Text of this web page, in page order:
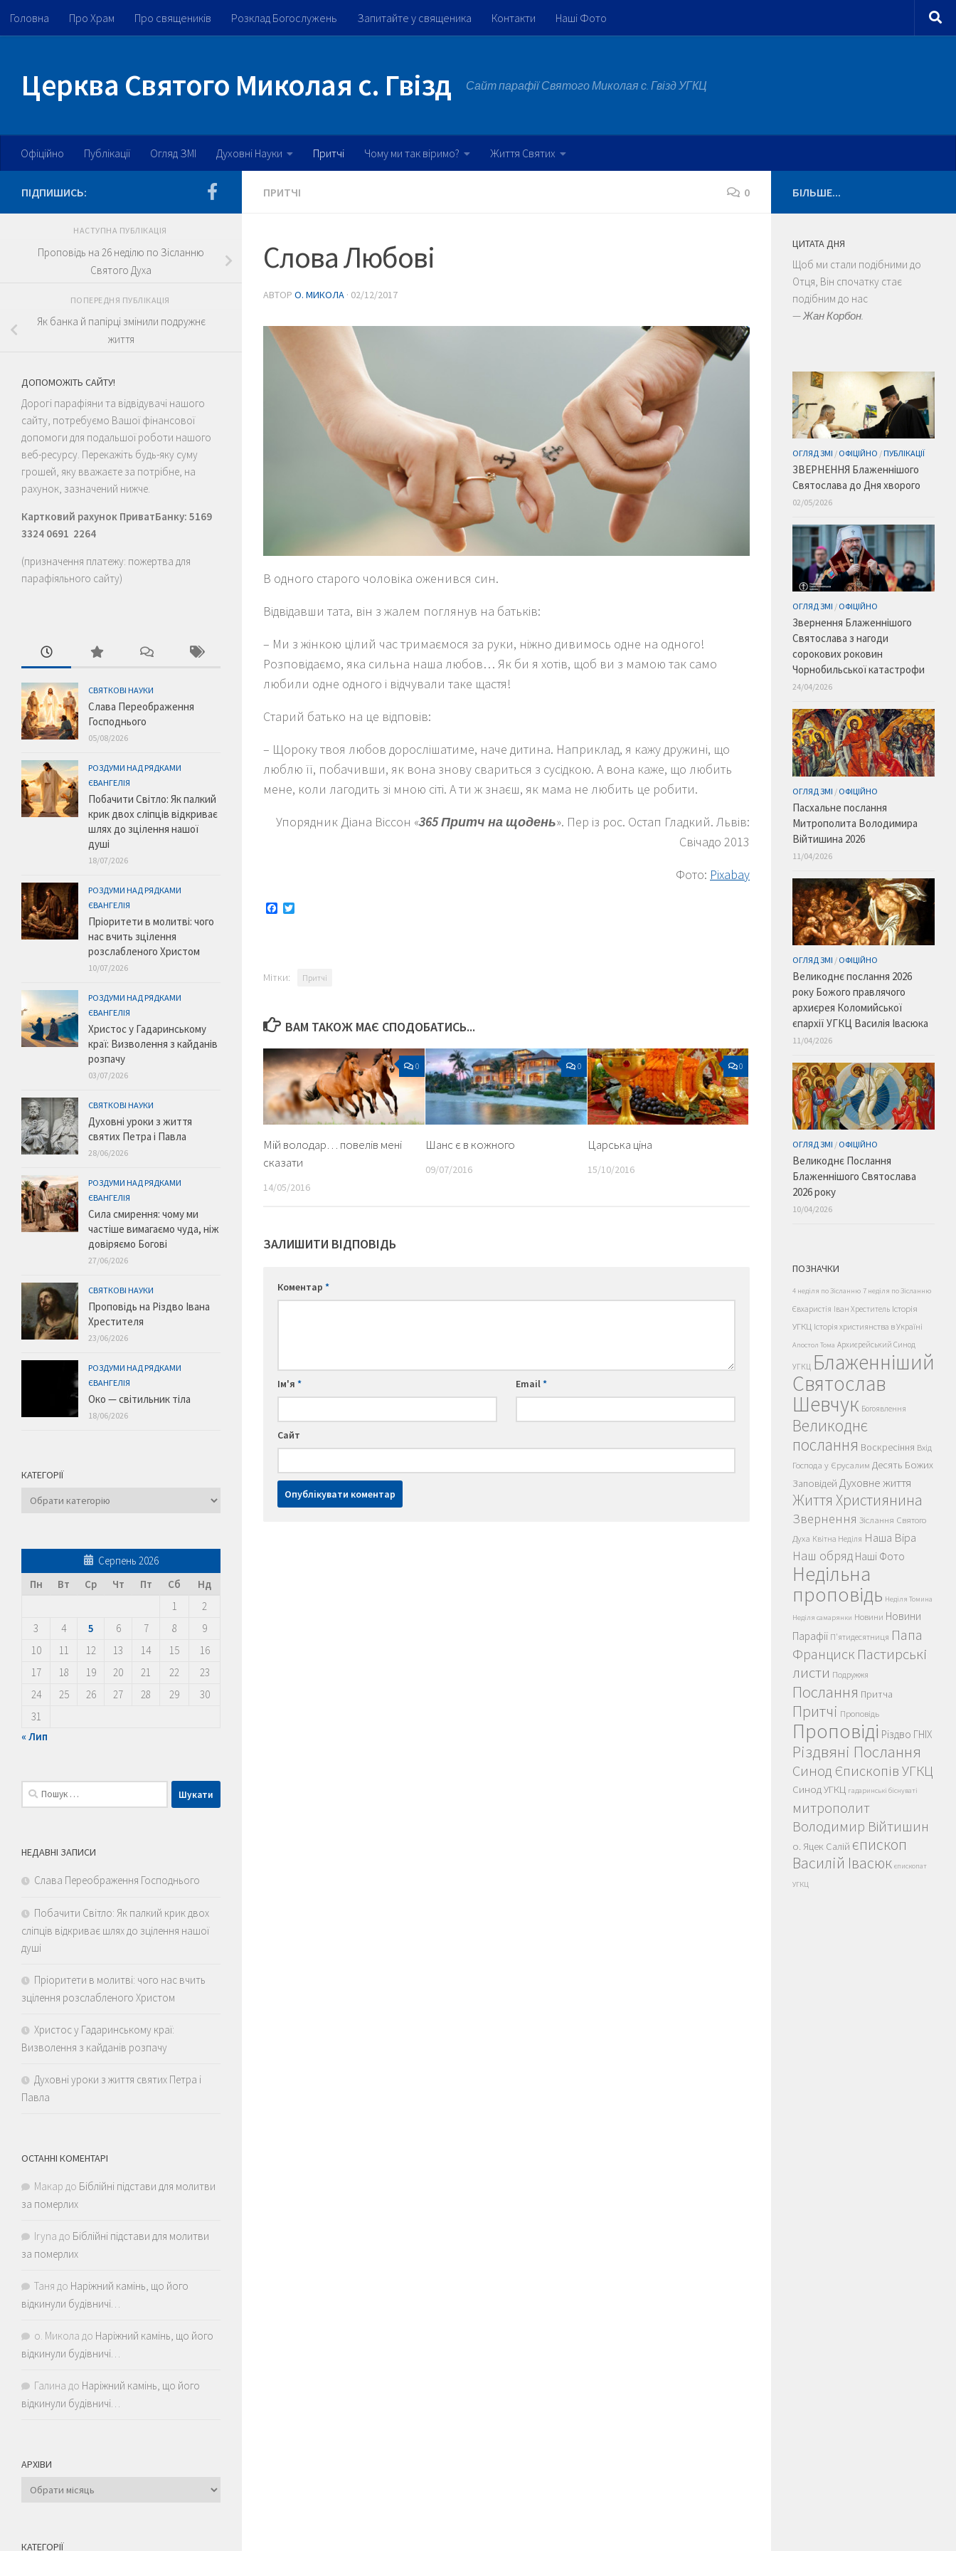
Skip to content
Головна Про Храм Про священиків Розклад Богослужень Запитайте у священика Контакти Наші Фото
Церква Святого Миколая с. Гвізд Сайт парафії Святого Миколая с. Гвізд УГКЦ
Офіційно Публікації Огляд ЗМІ Духовні Науки Притчі Чому ми так віримо? Життя Святих
ПРИТЧІ 0
Слова Любові
АВТОР О. МИКОЛА · 02/12/2017
В одного старого чоловіка оженився син.
Відвідавши тата, він з жалем поглянув на батьків:
– Ми з жінкою цілий час тримаємося за руки, ніжно дивимось одне на одного!
Розповідаємо, яка сильна наша любов… Як би я хотів, щоб ви з мамою так само
любили одне одного і відчували таке щастя!
Старий батько на це відповів:
– Щороку твоя любов дорослішатиме, наче дитина. На­приклад, я кажу дружині, що
люблю її, побачивши, як вона знову свариться з сусідкою. А вона каже, що любить
мене, коли лагодить зі мною сіті. А ти ж знаєш, як мама не любить це робити.
Упорядник Діана Віссон «365 Притч на щодень». Пер із рос. Остап Гладкий. Львів:
Свічадо 2013
Фото: Рixabay
Facebook
Мітки: Притчі
ВАМ ТАКОЖ МАЄ СПОДОБАТИСЬ...
0
Мій володар… повелів мені
сказати
14/05/2016
0
Шанс є в кожного
09/07/2016
0
Царська ціна
15/10/2016
ЗАЛИШИТИ ВІДПОВІДЬ
Коментар *
Ім'я * Email*
Сайт
ПІДПИШИСЬ:
НАСТУПНА ПУБЛІКАЦІЯ
Проповідь на 26 неділю по Зісланню
Святого Духа
ПОПЕРЕДНЯ ПУБЛІКАЦІЯ
Як банка й папірці змінили подружнє
життя
ДОПОМОЖІТЬ САЙТУ!
Дорогі парафіяни та відвідувачі нашого
сайту, потребуємо Вашої фінансової
допомоги для подальшої роботи нашого
веб-ресурсу. Перекажіть будь-яку суму
грошей, яку вважаєте за потрібне, на
рахунок, зазначений нижче.
Картковий рахунок ПриватБанку: 5169
3324 0691 2264
(призначення платежу: пожертва для
парафіяльного сайту)
СВЯТКОВІ НАУКИ
Слава Переображення
Господнього
05/08/2026
РОЗДУМИ НАД РЯДКАМИ
ЄВАНГЕЛІЯ
Побачити Світло: Як палкий
крик двох сліпців відкриває
шлях до зцілення нашої
душі
18/07/2026
РОЗДУМИ НАД РЯДКАМИ
ЄВАНГЕЛІЯ
Пріоритети в молитві: чого
нас вчить зцілення
розслабленого Христом
10/07/2026
РОЗДУМИ НАД РЯДКАМИ
ЄВАНГЕЛІЯ
Христос у Гадаринському
краї: Визволення з кайданів
розпачу
03/07/2026
СВЯТКОВІ НАУКИ
Духовні уроки з життя
святих Петра і Павла
28/06/2026
РОЗДУМИ НАД РЯДКАМИ
ЄВАНГЕЛІЯ
Сила смирення: чому ми
частіше вимагаємо чуда, ніж
довіряємо Богові
27/06/2026
СВЯТКОВІ НАУКИ
Проповідь на Різдво Івана
Хрестителя
23/06/2026
РОЗДУМИ НАД РЯДКАМИ
ЄВАНГЕЛІЯ
Око — світильник тіла
18/06/2026
КАТЕГОРІЇ
Категорії
Серпень 2026
Пн
Вт Ср Чт Пт Сб
Нд
1
2
3
4 5 6 7 8
9
10
11 12 13 14 15
16
17
18 19 20 21 22
23
24
25 26 27 28 29
30
31
« Лип
Пошук:
НЕДАВНІ ЗАПИСИ
Слава Переображення Господнього
Побачити Світло: Як палкий крик двох
сліпців відкриває шлях до зцілення нашої
душі
Пріоритети в молитві: чого нас вчить
зцілення розслабленого Христом
Христос у Гадаринському краї:
Визволення з кайданів розпачу
Духовні уроки з життя святих Петра і
Павла
ОСТАННІ КОМЕНТАРІ
Макар до Біблійні підстави для молитви
за померлих
Iryna до Біблійні підстави для молитви
за померлих
Таня до Наріжний камінь, що його
відкинули будівничі…
о. Микола до Наріжний камінь, що його
відкинули будівничі…
Галина до Наріжний камінь, що його
відкинули будівничі…
АРХІВИ
Архіви
КАТЕГОРІЇ
БІЛЬШЕ...
ЦИТАТА ДНЯ
Щоб ми стали подібними до
Отця, Він спочатку стає
подібним до нас
—Жан Корбон.
ОГЛЯД ЗМІ / ОФІЦІЙНО /ПУБЛІКАЦІЇ
ЗВЕРНЕННЯ Блаженнішого
Святослава до Дня хворого
02/05/2026
ОГЛЯД ЗМІ / ОФІЦІЙНО
Звернення Блаженнішого
Святослава з нагоди
сорокових роковин
Чорнобильської катастрофи
24/04/2026
ОГЛЯД ЗМІ / ОФІЦІЙНО
Пасхальне послання
Митрополита Володимира
Війтишина 2026
11/04/2026
ОГЛЯД ЗМІ / ОФІЦІЙНО
Великоднє послання 2026
року Божого правлячого
архиєрея Коломийської
єпархії УГКЦ Василія Івасюка
11/04/2026
ОГЛЯД ЗМІ / ОФІЦІЙНО
Великоднє Послання
Блаженнішого Святослава
2026 року
10/04/2026
ПОЗНАЧКИ
4 неділя по Зісланню 7 неділя по Зісланню
Євхаристія Іван Хреститель Історія
УГКЦ Історія християнства в Україні
Апостол Тома Архиєрейський Синод
УГКЦ Блаженніший
Святослав
Шевчук Богоявлення
Великоднє
послання Воскресіння Вхід
Господа у Єрусалим Десять Божих
Заповідей Духовне життя
Життя Християнина
Звернення Зіслання Святого
Духа Квітна Неділя Наша Віра
Наш обряд Наші Фото
Недільна
проповідь Неділя Томина
Неділя самарянки Новини Новини
Парафії П'ятидесятниця Папа
Франциск Пастирські
листи Подружжя
Послання Притча
Притчі Проповідь
Проповіді Різдво ГНІХ
Різдвяні Послання
Синод Єпископів УГКЦ
Синод УГКЦ гадаринські біснуваті
митрополит
Володимир Війтишин
о. Яцек Салій єпископ
Василій Івасюк єпископат
УГКЦ